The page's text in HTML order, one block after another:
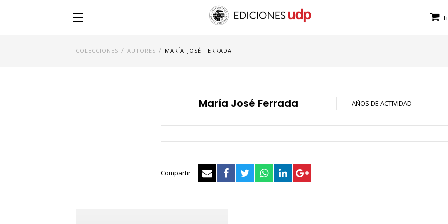
COLECCIONES / AUTORES / MARÍA JOSÉ FERRADA
María José Ferrada AÑOS DE ACTIVIDAD
Compartir